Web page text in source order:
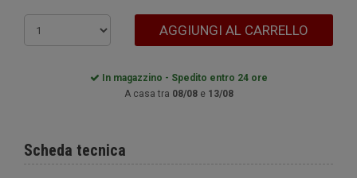
AGGIUNGI AL CARRELLO
In magazzino - Spedito entro 24 ore
A casa tra 08/08e 13/08
Scheda tecnica